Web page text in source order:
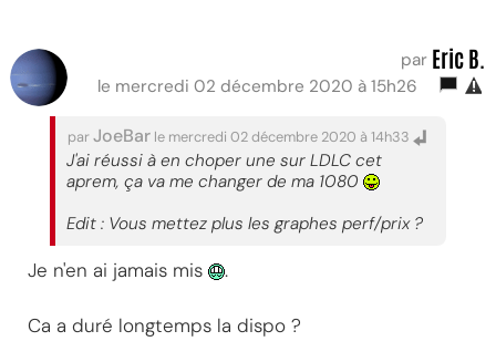
par Eric B.
le mercredi 02 décembre 2020 à 15h26
parJoeBar le mercredi 02 décembre 2020 à 14h33
J'ai réussi à en choper une sur LDLC cet
aprem, ça va me changer de ma 1080
Edit : Vous mettez plus les graphes perf/prix ?
Je n'en ai jamais mis .
Ca a duré longtemps la dispo ?